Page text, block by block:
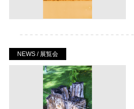
NEWS / 展覧会